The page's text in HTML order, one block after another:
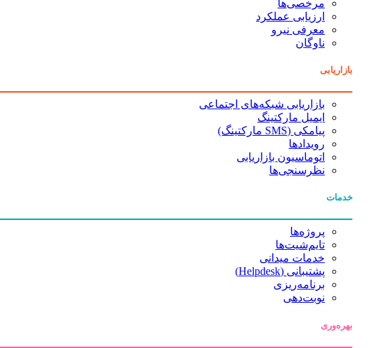
مرخصی‌ها
ارزیابی عملکرد
معرفی نیرو
ناوگان
بازاریابی
بازاریابی شبکه‌های اجتماعی
ایمیل مارکتینگ
پیامکی (SMS مارکتینگ)
رویدادها
اتوماسیون بازاریابی
نظرسنجی‌ها
خدمات
پروژه‌ها
تایم‌شیت‌ها
خدمات میدانی
پشتیبانی (Helpdesk)
برنامه‌ریزی
نوبت‌دهی
بهره‌وری